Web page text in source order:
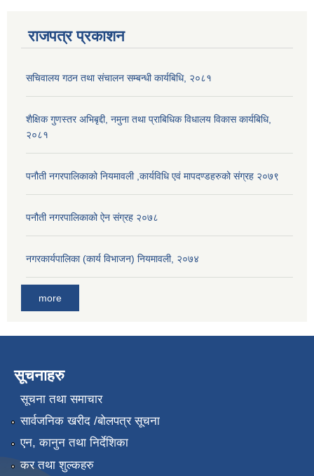
राजपत्र प्रकाशन
सचिवालय गठन तथा संचालन सम्बन्धी कार्यबिधि, २०८१
शैक्षिक गुणस्तर अभिबृद्दी, नमुना तथा प्राबिधिक विधालय विकास कार्यबिधि,
२०८१
पनौती नगरपालिकाको नियमावली ,कार्यविधि एवं मापदण्डहरुको संग्रह २०७९
पनौती नगरपालिकाको ऐन संग्रह २०७८
नगरकार्यपालिका (कार्य विभाजन) नियमावली, २०७४
more
सूचनाहरु
सूचना तथा समाचार
सार्वजनिक खरीद /बोलपत्र सूचना
एन, कानुन तथा निर्देशिका
कर तथा शुल्कहरु